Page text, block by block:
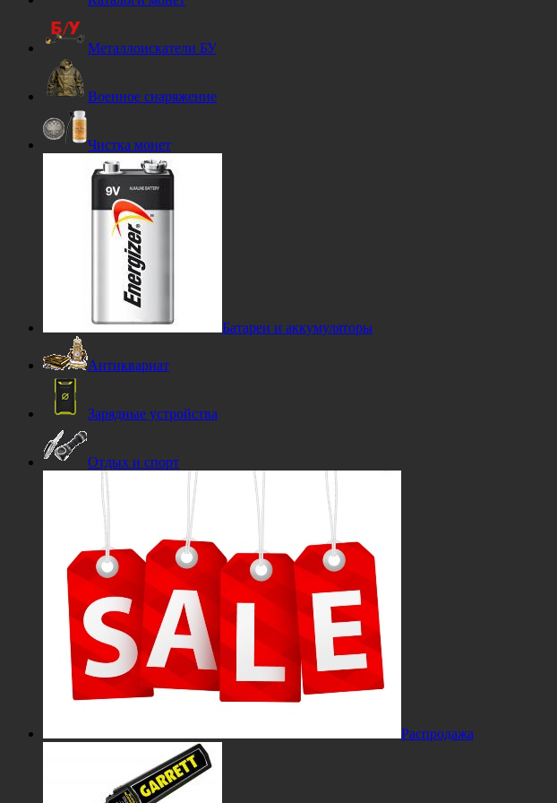
Металлоискатели БУ
Военное снаряжение
Чистка монет
Батареи и аккумуляторы
Антиквариат
Зарядные устройства
Отдых и спорт
Распродажа